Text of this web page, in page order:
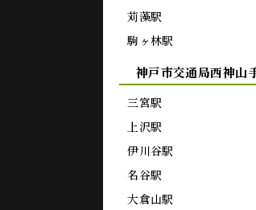
苅藻駅
駒ヶ林駅
神戸市交通局西神山
三宮駅
上沢駅
伊川谷駅
名谷駅
大倉山駅